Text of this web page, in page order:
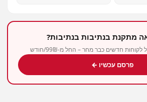
מתקנת בנתיבות בנתיבות?
חדשים כבר מחר – החל מ-99₪/חודש
פרסם עכשיו ←